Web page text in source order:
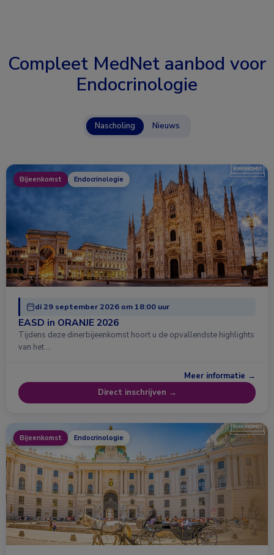
Compleet MedNet aanbod voor
Endocrinologie
Nascholing Nieuws
Bijeenkomst Endocrinologie
di 29 september 2026 om 18:00 uur
EASD in ORANJE 2026
Tijdens deze dinerbijeenkomst hoort u de opvallendste highlights
van het …
Meer informatie →
Direct inschrijven →
Bijeenkomst Endocrinologie